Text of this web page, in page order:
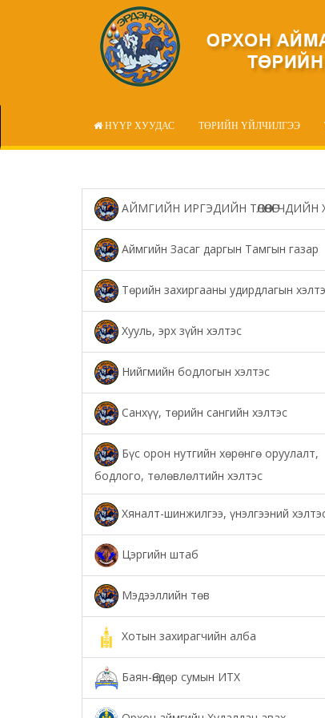
НҮҮР ХУУДАС ТӨРИЙН ҮЙЛЧИЛГЭЭ
АЙМГИЙН ИРГЭДИЙН ТӨЛӨӨЛӨГЧДИЙН
Аймгийн Засаг даргын Тамгын газар
Төрийн захиргааны удирдлагын
Хууль, эрх зүйн хэлтэс
Нийгмийн бодлогын хэлтэс
Санхүү, төрийн сангийн хэлтэс
Бүс орон нутгийн хөрөнгө оруулалт,
бодлого, төлөвлөлтийн хэлтэс
Хяналт-шинжилгээ, үнэлгээний
Цэргийн штаб
Мэдээллийн төв
Хотын захирагчийн алба
Баян-Өндөр сумын ИТХ